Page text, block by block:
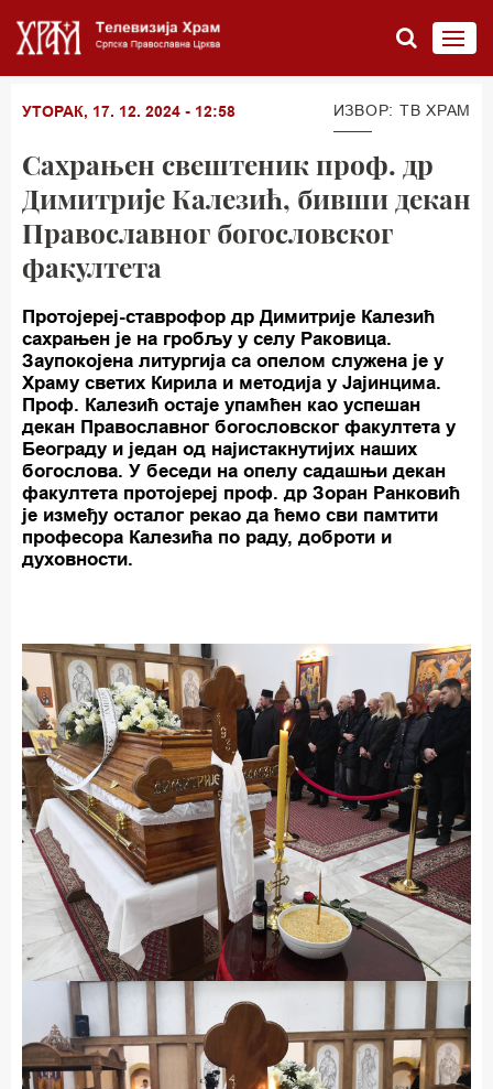
УТОРАК, 17. 12. 2024 - 12:58 ИЗВОР: TВ ХРАМ
Сахрањен свештеник проф. др
Димитрије Калезић, бивши декан
Православног богословског
факултета
Протојереј-ставрофор др Димитрије Калезић
сахрањен је на гробљу у селу Раковица.
Заупокојена литургија са опелом служена је у
Храму светих Кирила и методија у Јајинцима.
Проф. Калезић остаје упамћен као успешан
декан Православног богословског факултета у
Београду и један од најистакнутијих наших
богослова. У беседи на опелу садашњи декан
факултета протојереј проф. др Зоран Ранковић
је између осталог рекао да ћемо сви памтити
професора Калезића по раду, доброти и
духовности.